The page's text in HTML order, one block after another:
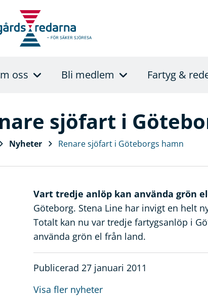
oss Bli medlem Fartyg &
sjöfart i
Nyheter Renare sjöfart i Göteborgs hamn
Vart tredje anlöp kan använda grön
Göteborg. Stena Line har invigt en helt
Totalt kan nu var tredje fartygsanlöp i
använda grön el från land.
Publicerad 27 januari 2011
Visa fler nyheter